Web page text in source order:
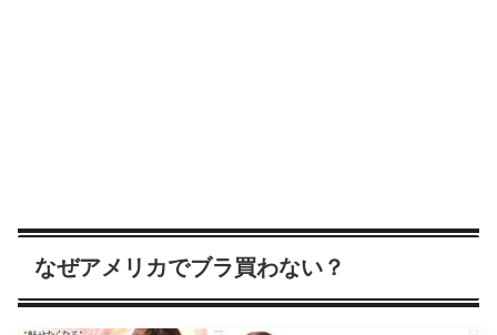
なぜアメリカでブラ買わない？